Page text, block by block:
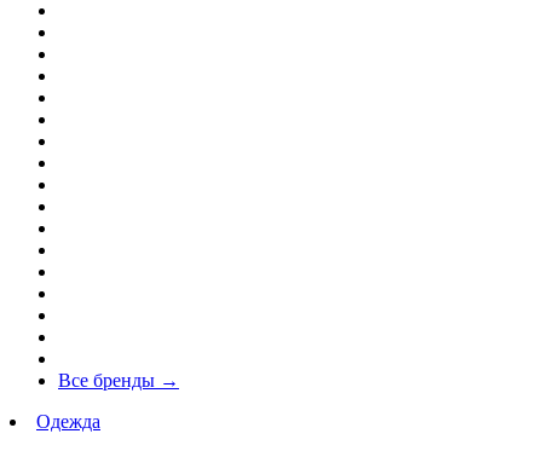
Все бренды →
Одежда